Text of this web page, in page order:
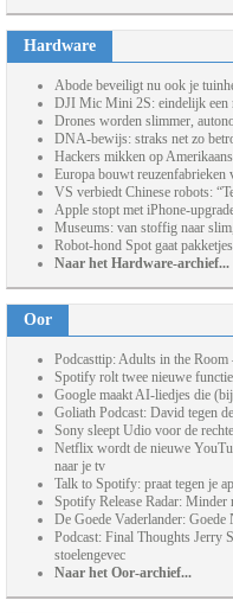
Hardware
Abode beveiligt nu ook je
DJI Mic Mini 2S: eindelijk een
Drones worden slimmer,
DNA-bewijs: straks net zo
Hackers mikken op
Europa bouwt
VS verbiedt Chinese robots:
Apple stopt met iPhone-
Museums: van stoffig naar
Robot-hond Spot gaat
Naar het Hardware-archief...
Oor
Podcasttip: Adults in the Room
Spotify rolt twee nieuwe
Google maakt AI-liedjes die
Goliath Podcast: David tegen
Sony sleept Udio voor de
Netflix wordt de nieuwe
naar je tv
Talk to Spotify: praat tegen je
Spotify Release Radar: Minder
De Goede Vaderlander:
Podcast: Final Thoughts Jerry
stoelengevec
Naar het Oor-archief...